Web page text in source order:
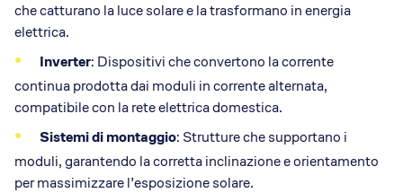
che catturano la luce solare e la trasformano in energia
elettrica.
Inverter: Dispositivi che convertono la corrente
continua prodotta dai moduli in corrente alternata,
compatibile con la rete elettrica domestica.
Sistemi di montaggio: Strutture che supportano i
moduli, garantendo la corretta inclinazione e orientamento
per massimizzare l’esposizione solare.